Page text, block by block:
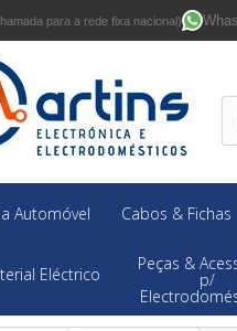
para a rede fixa nacional)
Automóvel Cabos & Fichas
Eléctrico
Peças &
p/